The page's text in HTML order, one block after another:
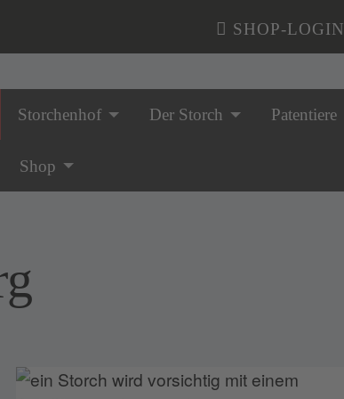
SHOP-LOGIN
überspringen
Storchenhof Der Storch Patentiere
Shop